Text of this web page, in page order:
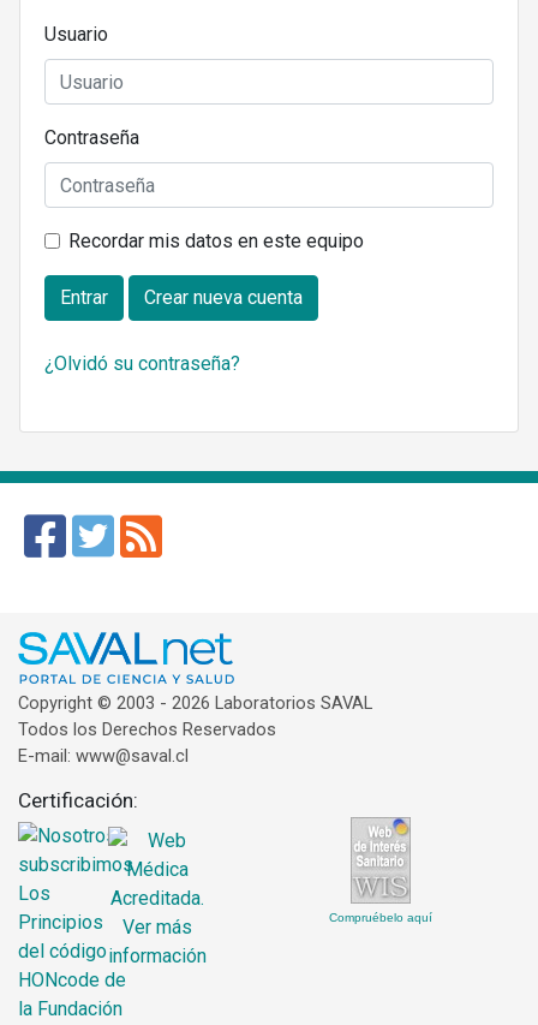
Usuario
Contraseña
Recordar mis datos en este equipo
Entrar Crear nueva cuenta
¿Olvidó su contraseña?
Copyright © 2003 - 2026 Laboratorios SAVAL
Todos los Derechos Reservados
E-mail: www@saval.cl
Certificación:
Compruébelo aquí